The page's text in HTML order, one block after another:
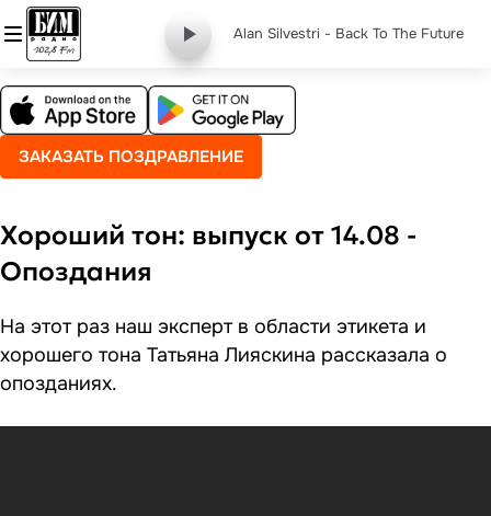
Alan Silvestri - Back To The Future
ЗАКАЗАТЬ ПОЗДРАВЛЕНИЕ
Хороший тон: выпуск от 14.08 -
Опоздания
На этот раз наш эксперт в области этикета и
хорошего тона Татьяна Лияскина рассказала о
опозданиях.